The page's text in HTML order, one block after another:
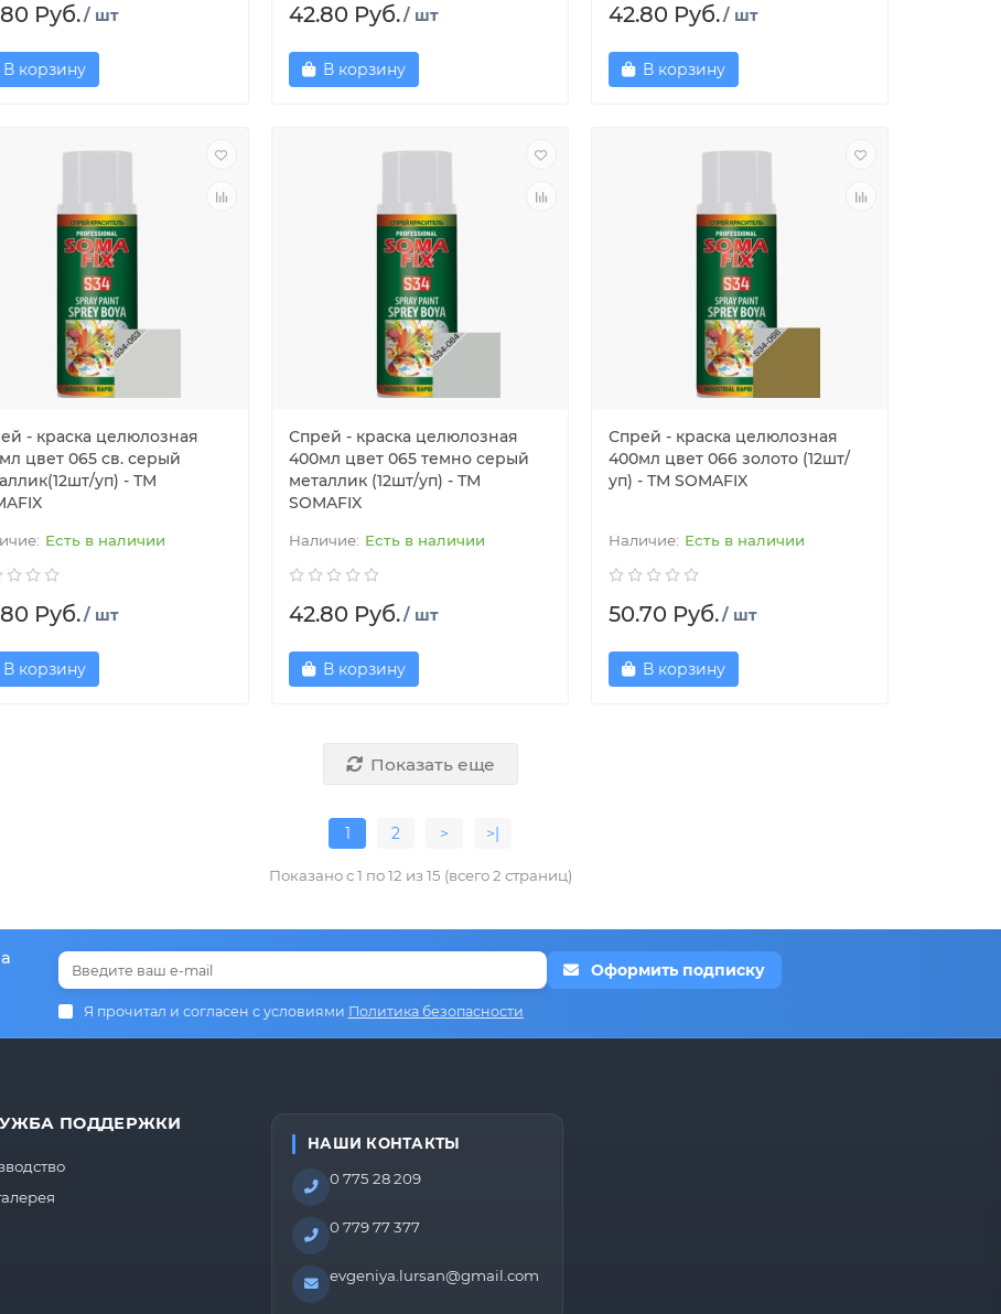
Руб./ шт
В корзину
42.80 Руб./ шт
В корзину
42.80 Руб./ шт
В корзину
- краска целюлозная
цвет 065 св. серый
уп) - ТМ
Есть в наличии
Руб./ шт
В корзину
Спрей - краска целюлозная
400мл цвет 065 темно серый
металлик (12шт/уп) - ТМ
SOMAFIX
Есть в наличии
42.80 Руб./ шт
В корзину
Спрей - краска целюлозная
400мл цвет 066 золото (12шт/
уп) - ТМ SOMAFIX
Есть в наличии
50.70 Руб./ шт
В корзину
Показать еще
1 2 > >|
Показано с 1 по 12 из 15 (всего 2 страниц)
Оформить подписку
Я прочитал и согласен с условиями Политика безопасности
ПОДДЕРЖКИ
НАШИ КОНТАКТЫ
0 775 28 209
0 779 77 377
evgeniya.lursan@gmail.com